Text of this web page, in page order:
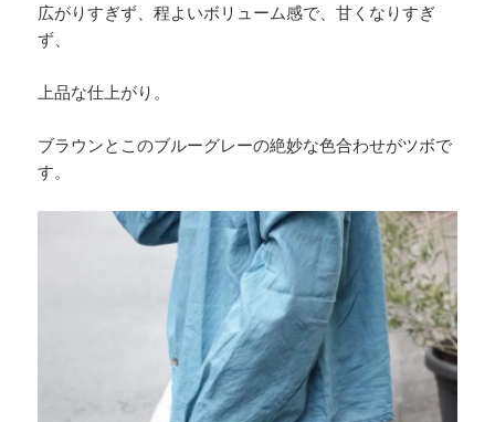
広がりすぎず、程よいボリューム感で、甘くなりすぎ
ず、
上品な仕上がり。
ブラウンとこのブルーグレーの絶妙な色合わせがツボで
す。